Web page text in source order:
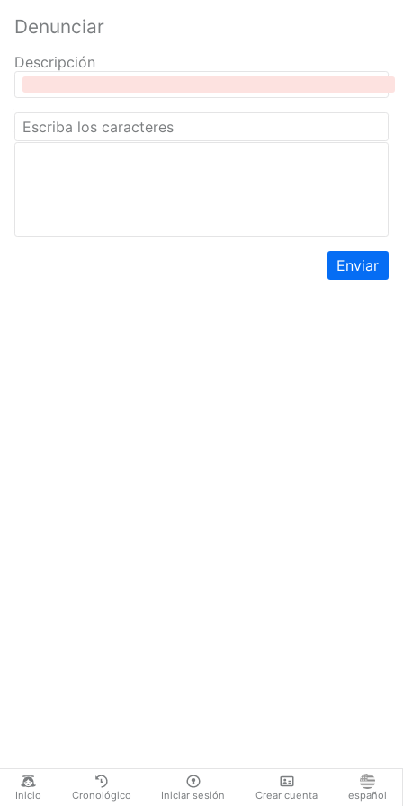
Inicio Cronológico Iniciar sesión Crear cuenta español
Denunciar
Descripción
Enviar